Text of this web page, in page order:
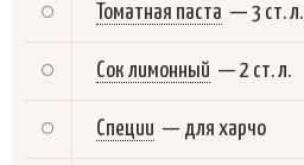
Томатная паста — 3 ст. л.
Сок лимонный — 2 ст. л.
Специи — для харчо